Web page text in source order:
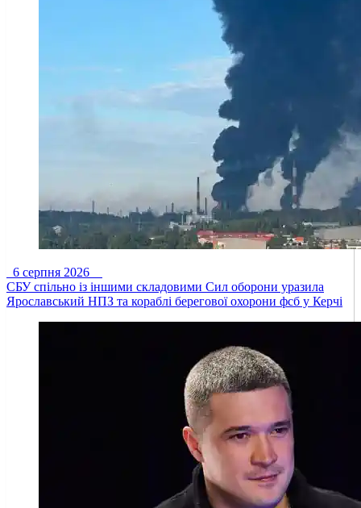
6 серпня 2026
СБУ спільно із іншими складовими Сил оборони уразила
Ярославський НПЗ та кораблі берегової охорони фсб у Керчі